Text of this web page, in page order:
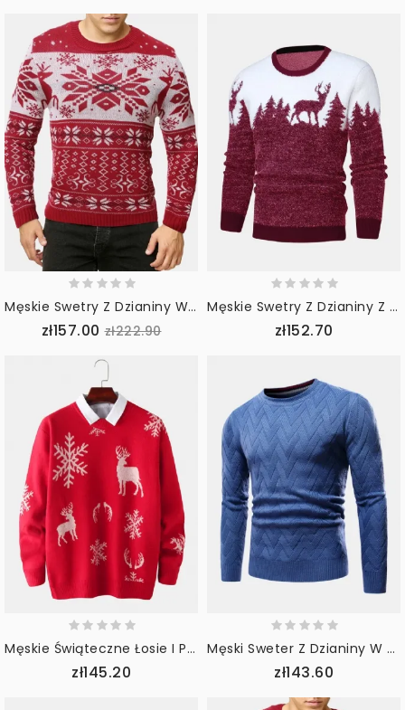
Męskie Swetry Z Dzianiny W Stylu Płatka Śniegu Z Grafiką Z Długim Rękawem
zł157.00 zł222.90
Męskie Swetry Z Dzianiny Z Grafiką Na Choinkę I Jelenie Z Długim Rękawem
zł152.70
Męskie Świąteczne Łosie I Płatki Śniegu Z Grafiką Na Drutach Z Długim Rękawem
zł145.20
Męski Sweter Z Dzianiny W Jednolitym Kolorze Z Okrągłym Dekoltem I Dekoltem W Serek
zł143.60